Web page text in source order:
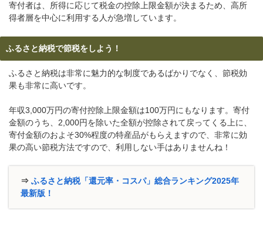
寄付者は、所得に応じて税金の控除上限金額が決まるため、高所
得者層を中心に利用する人が急増しています。
ふるさと納税で節税をしよう！
ふるさと納税は非常に魅力的な制度であるばかりでなく、節税効
果も非常に高いです。
年収3,000万円の寄付控除上限金額は100万円にもなります。寄付
金額のうち、2,000円を除いた全額が控除されて戻ってくる上に、
寄付金額のおよそ30%程度の特産品がもらえますので、非常に効
果の高い節税方法ですので、利用しない手はありませんね！
⇒ ふるさと納税「還元率・コスパ」総合ランキング2025年
最新版！